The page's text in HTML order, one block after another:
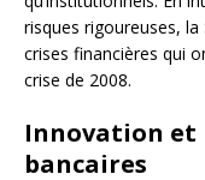
risques rigoureuses,
crises financières qui
crise de 2008.
Innovation et
bancaires